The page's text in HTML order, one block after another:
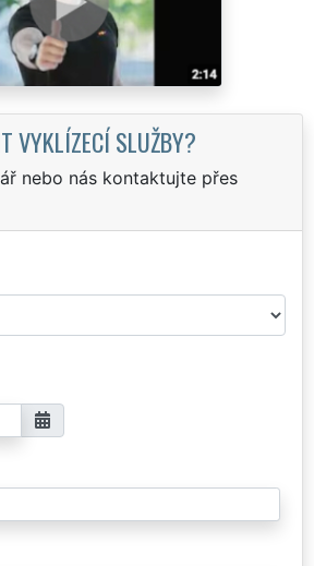
VYKLÍZECÍ SLUŽBY?
nebo nás kontaktujte přes